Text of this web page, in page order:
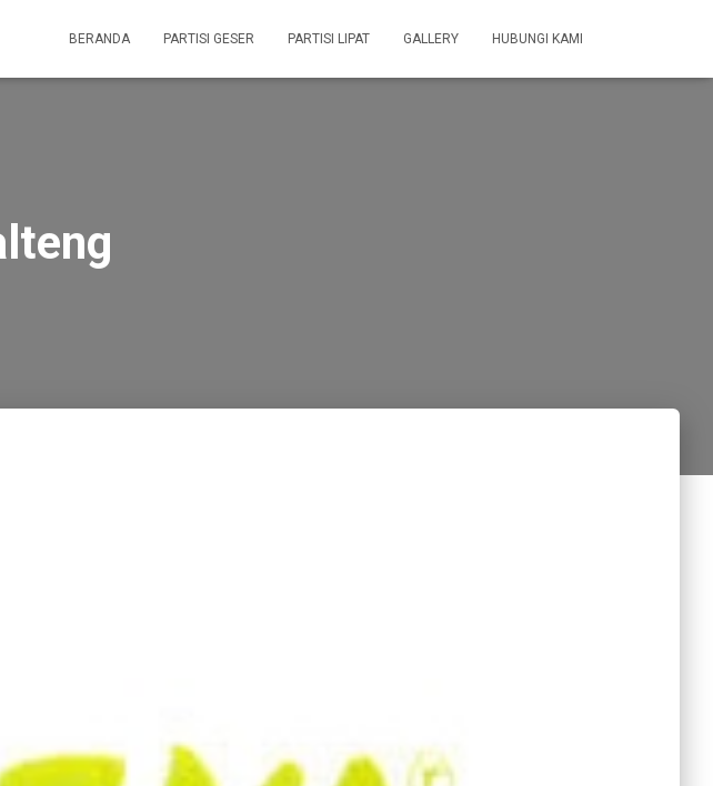
BERANDA PARTISI GESER PARTISI LIPAT GALLERY HUBUNGI KAMI